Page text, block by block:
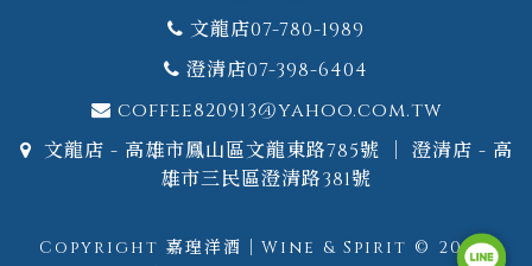
文龍店07-780-1989
澄清店07-398-6404
coffee820913@yahoo.com.tw
文龍店 - 高雄市鳳山區文龍東路785號 ｜ 澄清店 - 高
雄市三民區澄清路381號
Copyright 嘉瑝洋酒｜Wine & Spirit © 2026.